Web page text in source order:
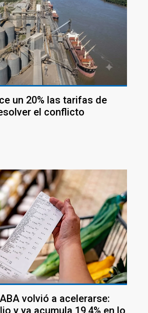
un 20% las tarifas de
el conflicto
volvió a acelerarse:
y ya acumula 19,4% en lo